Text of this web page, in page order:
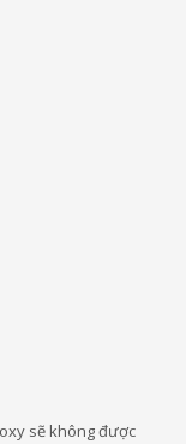
sẽ không được